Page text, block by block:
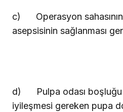
c)
Operasyon
asepsisinin sağlanması
d)
Pulpa odası
iyileşmesi gereken pupa